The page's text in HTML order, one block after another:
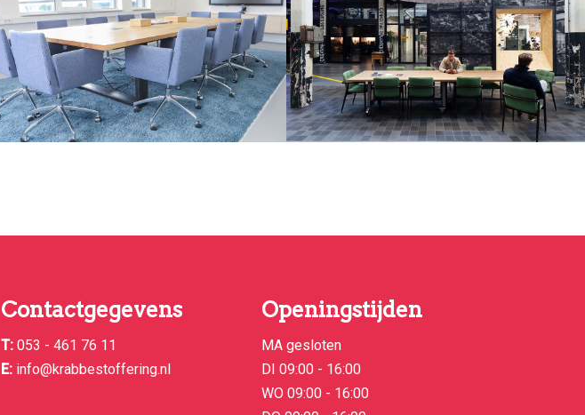
Contactgegevens
T: 053 - 461 76 11
E: info@krabbestoffering.nl
Openingstijden
MA gesloten
DI 09:00 - 16:00
WO 09:00 - 16:00